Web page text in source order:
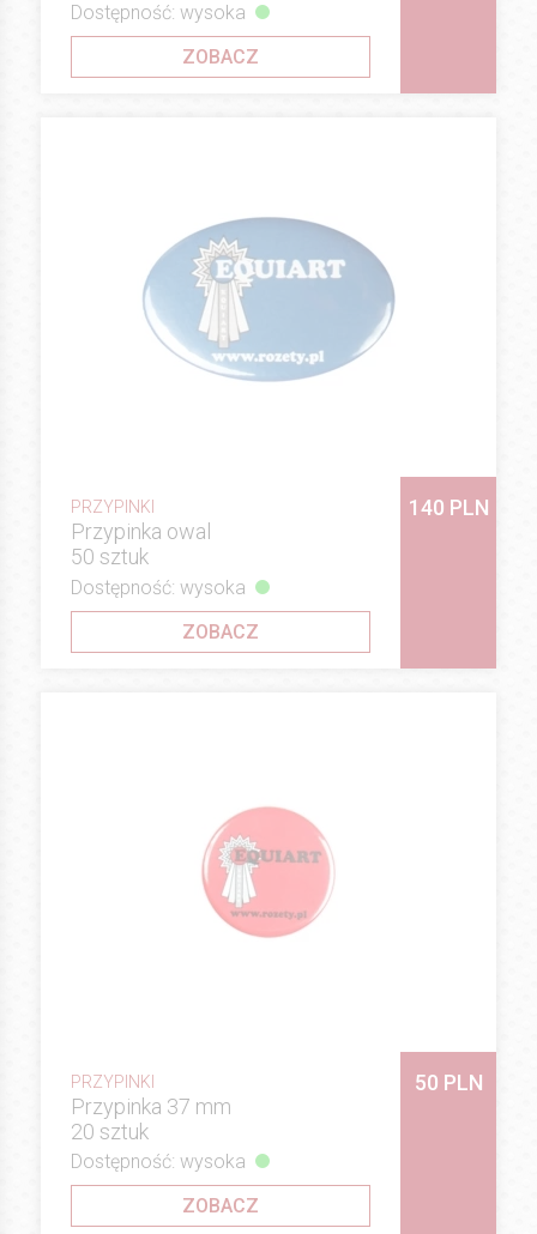
Dostępność: wysoka
ZOBACZ
PRZYPINKI
Przypinka owal
50 sztuk
140 PLN
Dostępność: wysoka
ZOBACZ
PRZYPINKI
Przypinka 37 mm
20 sztuk
50 PLN
Dostępność: wysoka
ZOBACZ